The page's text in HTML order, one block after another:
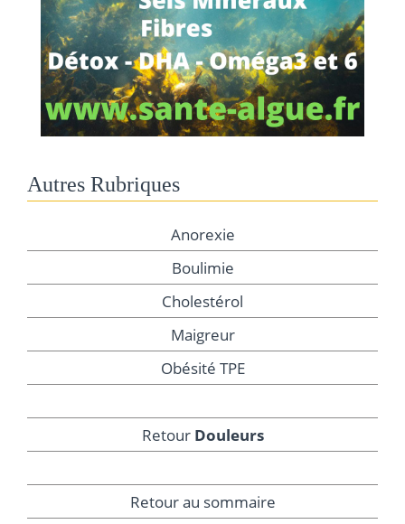
Autres Rubriques
Anorexie
Boulimie
Cholestérol
Maigreur
Obésité TPE
Retour Douleurs
Retour au sommaire